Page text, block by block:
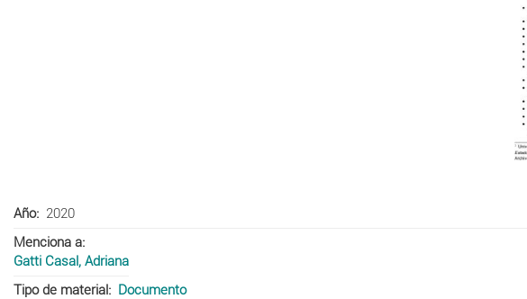
Año
2020
Menciona a
Gatti Casal, Adriana
Tipo de material
Documento